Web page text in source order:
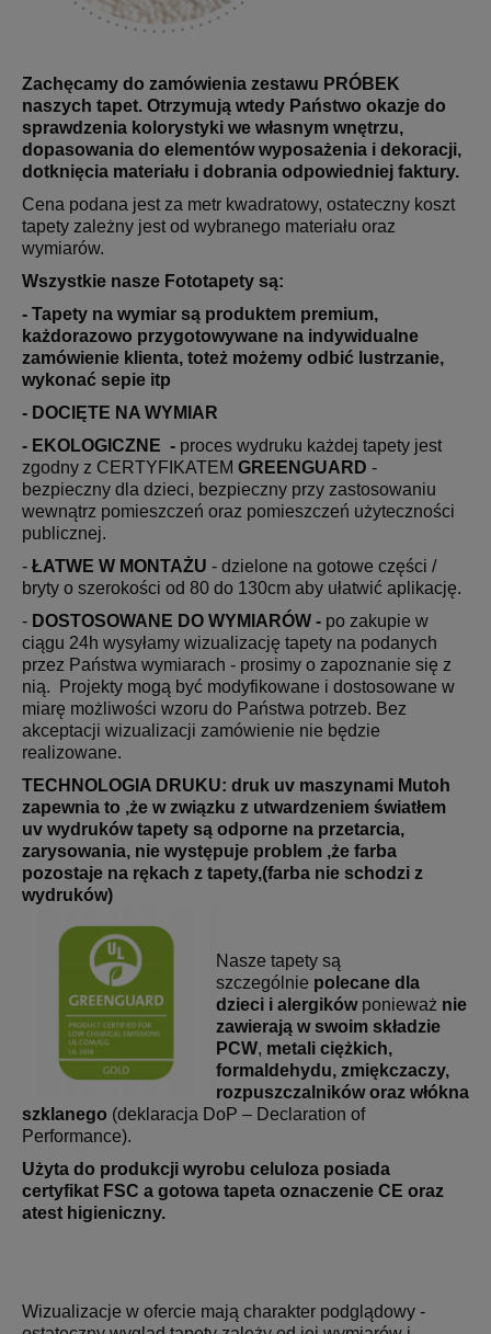
Zachęcamy do zamówienia zestawu PRÓBEK
naszych tapet. Otrzymują wtedy Państwo okazje do
sprawdzenia kolorystyki we własnym wnętrzu,
dopasowania do elementów wyposażenia i dekoracji,
dotknięcia materiału i dobrania odpowiedniej faktury.
Cena podana jest za metr kwadratowy, ostateczny koszt
tapety zależny jest od wybranego materiału oraz
wymiarów.
Wszystkie nasze Fototapety są:
- Tapety na wymiar są produktem premium,
każdorazowo przygotowywane na indywidualne
zamówienie klienta, toteż możemy odbić lustrzanie,
wykonać sepie itp
- DOCIĘTE NA WYMIAR
- EKOLOGICZNE - proces wydruku każdej tapety jest
zgodny z CERTYFIKATEM GREENGUARD -
bezpieczny dla dzieci, bezpieczny przy zastosowaniu
wewnątrz pomieszczeń oraz pomieszczeń użyteczności
publicznej.
- ŁATWE W MONTAŻU - dzielone na gotowe części /
bryty o szerokości od 80 do 130cm aby ułatwić aplikację.
- DOSTOSOWANE DO WYMIARÓW - po zakupie w
ciągu 24h wysyłamy wizualizację tapety na podanych
przez Państwa wymiarach - prosimy o zapoznanie się z
nią. Projekty mogą być modyfikowane i dostosowane w
miarę możliwości wzoru do Państwa potrzeb. Bez
akceptacji wizualizacji zamówienie nie będzie
realizowane.
TECHNOLOGIA DRUKU: druk uv maszynami Mutoh
zapewnia to ,że w związku z utwardzeniem światłem
uv wydruków tapety są odporne na przetarcia,
zarysowania, nie występuje problem ,że farba
pozostaje na rękach z tapety,(farba nie schodzi z
wydruków)
Nasze tapety są
szczególnie polecane dla
dzieci i alergików ponieważ nie
zawierają w swoim składzie
PCW, metali ciężkich,
formaldehydu, zmiękczaczy,
rozpuszczalników oraz włókna
szklanego (deklaracja DoP – Declaration of
Performance).
Użyta do produkcji wyrobu celuloza posiada
certyfikat FSC a gotowa tapeta oznaczenie CE oraz
atest higieniczny.
Wizualizacje w ofercie mają charakter podglądowy -